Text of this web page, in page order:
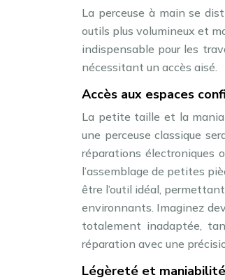
La perceuse à main se
outils plus volumineux et
indispensable pour les
nécessitant un accès aisé.
Accès aux espaces
La petite taille et la
une perceuse classique
réparations électroniques
l’assemblage de petites
être l’outil idéal,
environnants. Imaginez
totalement inadaptée,
réparation avec une
Légèreté et